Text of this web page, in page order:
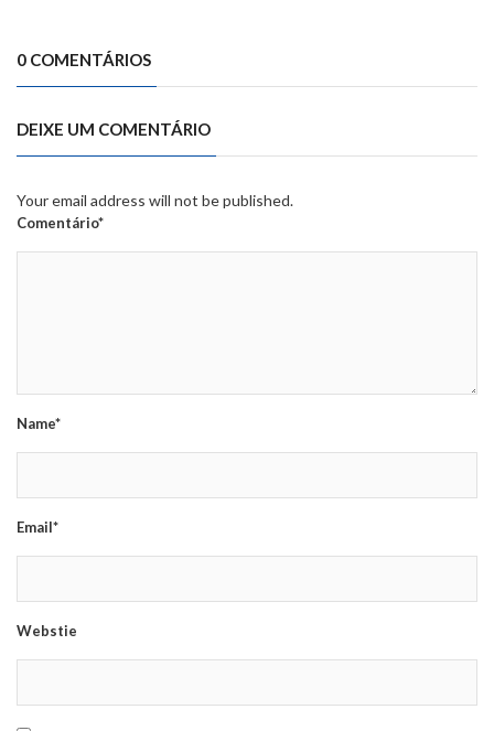
0 COMENTÁRIOS
DEIXE UM COMENTÁRIO
Your email address will not be published.
Comentário*
Name*
Email*
Webstie